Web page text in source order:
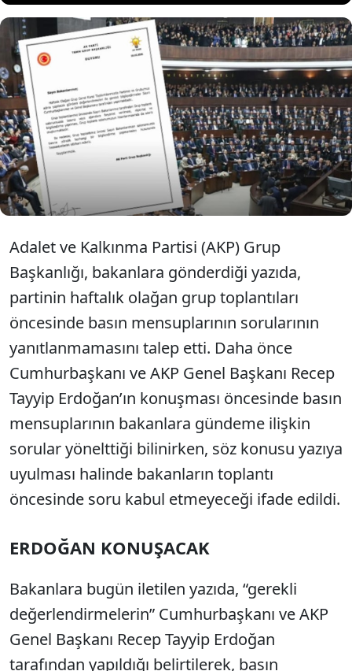
AKP Grup Başkanlığı, bakanlara gönderdiği
yazıyla grup toplantıları öncesinde basın
mensuplarına açıklama yapılmamasını istedi.
Yazıda, gündeme ilişkin değerlendirmelerin
Cumhurbaşkanı ve AKP Genel Başkanı Recep
Tayyip Erdoğan tarafından yapılacağı belirtildi.
Adalet ve Kalkınma Partisi (AKP) Grup
Başkanlığı, bakanlara gönderdiği yazıda,
partinin haftalık olağan grup toplantıları
öncesinde basın mensuplarının sorularının
yanıtlanmamasını talep etti. Daha önce
Cumhurbaşkanı ve AKP Genel Başkanı Recep
Tayyip Erdoğan’ın konuşması öncesinde basın
mensuplarının bakanlara gündeme ilişkin
sorular yönelttiği bilinirken, söz konusu yazıya
uyulması halinde bakanların toplantı
öncesinde soru kabul etmeyeceği ifade edildi.
ERDOĞAN KONUŞACAK
Bakanlara bugün iletilen yazıda, “gerekli
değerlendirmelerin” Cumhurbaşkanı ve AKP
Genel Başkanı Recep Tayyip Erdoğan
tarafından yapıldığı belirtilerek, basın